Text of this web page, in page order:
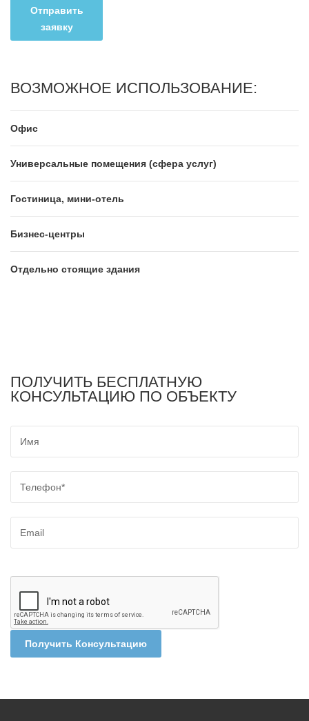
Отправить
заявку
ВОЗМОЖНОЕ ИСПОЛЬЗОВАНИЕ:
Офис
Универсальные помещения (сфера услуг)
Гостиница, мини-отель
Бизнес-центры
Отдельно стоящие здания
ПОЛУЧИТЬ БЕСПЛАТНУЮ
КОНСУЛЬТАЦИЮ ПО ОБЪЕКТУ
Получить Консультацию